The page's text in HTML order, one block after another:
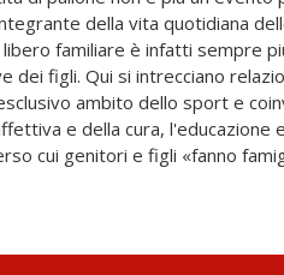
della vita quotidiana
familiare è infatti sempre
dei figli. Qui si intrecciano
ambito dello sport e
e della cura, l'educazione
cui genitori e figli «fanno
presso una scuola calcio di una
cosa succede sugli spalti e
e riverberi del grande
infantile e quale spazio è